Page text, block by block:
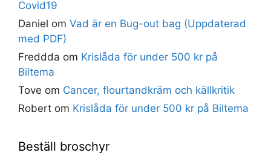
Covid19
Daniel om Vad är en Bug-out bag (Uppdaterad
med PDF)
Freddda om Krislåda för under 500 kr på
Biltema
Tove om Cancer, flourtandkräm och källkritik
Robert om Krislåda för under 500 kr på Biltema
Beställ broschyr